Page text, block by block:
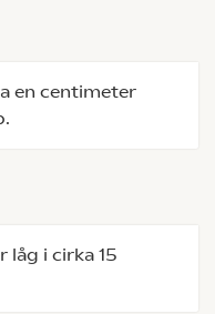
en centimeter
låg i cirka 15